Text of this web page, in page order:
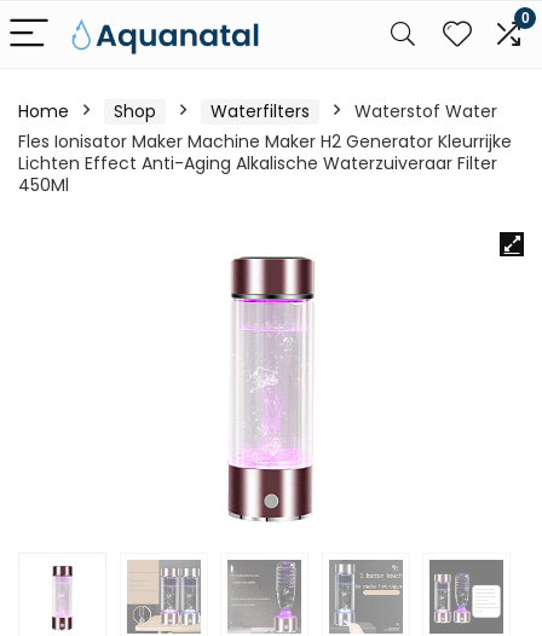
0
Home Shop Waterfilters
Waterstof Water
Fles Ionisator Maker Machine Maker H2 Generator Kleurrijke
Lichten Effect Anti-Aging Alkalische Waterzuiveraar Filter
450Ml